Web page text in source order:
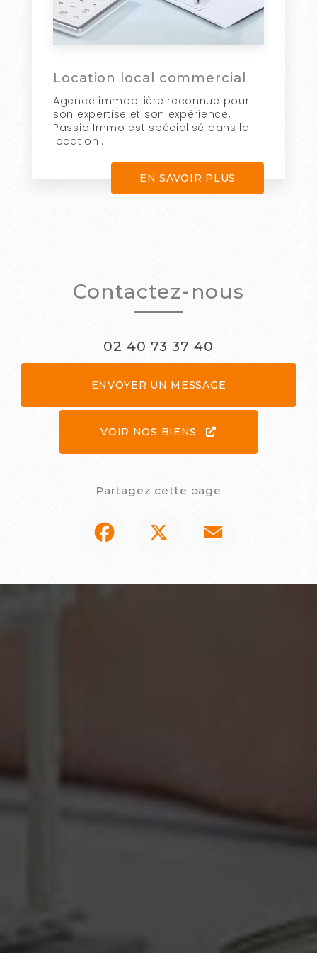
Location local commercial
Agence immobilière reconnue pour
son expertise et son expérience,
Passio Immo est spécialisé dans la
location....
EN SAVOIR PLUS
Contactez-nous
02 40 73 37 40
ENVOYER UN MESSAGE
VOIR NOS BIENS
Partagez cette page